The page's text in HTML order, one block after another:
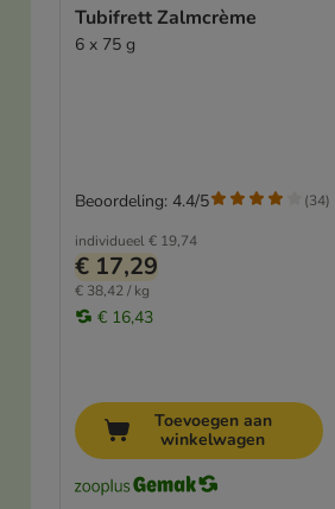
Tubifrett Zalmcrème
6 x 75 g
individueel € 19,74
€ 17,29
€ 38,42 / kg
€ 16,43
Beoordeling: 4.4/5 (34)
Toevoegen aan
winkelwagen